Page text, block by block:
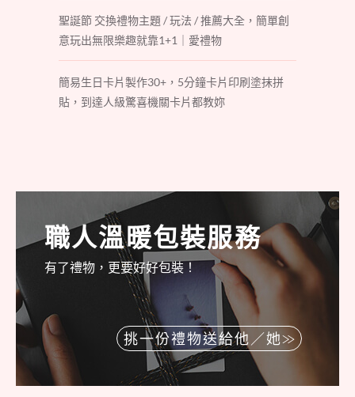
聖誕節 交換禮物主題 / 玩法 / 推薦大全，簡單創
意玩出無限樂趣就靠1+1｜愛禮物
簡易生日卡片製作30+，5分鐘卡片印刷塗抹拼
貼，到達人級驚喜機關卡片都教妳
職人溫暖包裝服務
有了禮物，更要好好包裝！
挑一份禮物送給他／她